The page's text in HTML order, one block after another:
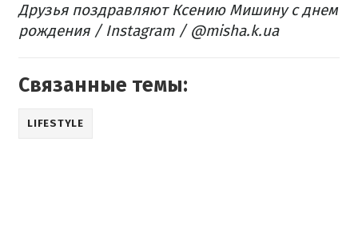
Друзья поздравляют Ксению Мишину с днем
рождения / Instagram / @misha.k.ua
Связанные темы:
LIFESTYLE